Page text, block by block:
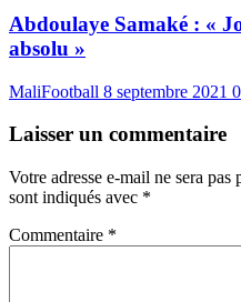
Abdoulaye Samaké : «
absolu »
MaliFootball 8 septembre 2021 0
Laisser un commentaire
Votre adresse e-mail ne sera pas
sont indiqués avec *
Commentaire *